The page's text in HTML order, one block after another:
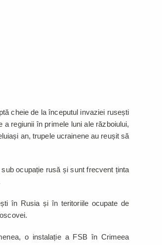
cheie de la începutul invaziei rusești
regiunii în primele luni ale războiului,
an, trupele ucrainene au reușit să
ocupație rusă și sunt frecvent ținta
în Rusia și în teritoriile ocupate de
o instalație a FSB în Crimeea